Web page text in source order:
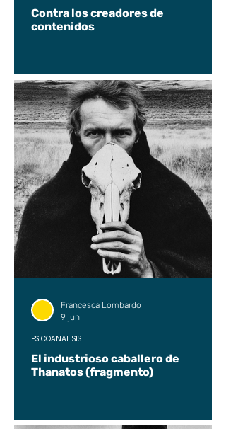
Contra los creadores de
contenidos
El industrioso caballero de
Thanatos (fragmento)
PSICOANÁLISIS
Francesca Lombardo
9 jun